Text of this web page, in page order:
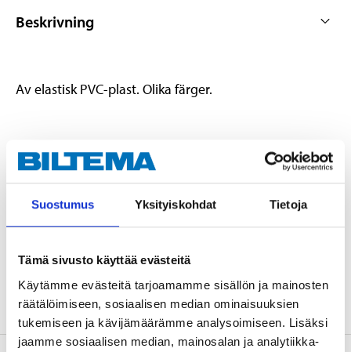
Suostumus Yksityiskohdat Tietoja
Tämä sivusto käyttää evästeitä
Käytämme evästeitä tarjoamamme sisällön ja mainosten
räätälöimiseen, sosiaalisen median ominaisuuksien
tukemiseen ja kävijämäärämme analysoimiseen. Lisäksi
jaamme sosiaalisen median, mainosalan ja analytiikka-
Beskrivning
Av elastisk PVC-plast. Olika färger.
Teknisk specifikation